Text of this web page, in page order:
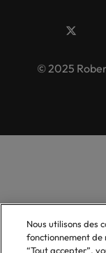
© 2025
Nous utilisons des
fonctionnement de
“Tout accepter”,